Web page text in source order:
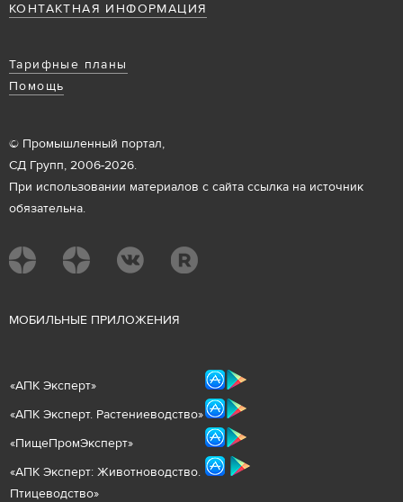
КОНТАКТНАЯ ИНФОРМАЦИЯ
Тарифные планы
Помощь
© Промышленный портал,
СД Групп, 2006-2026.
При использовании материалов с сайта ссылка на источник
обязательна.
МОБИЛЬНЫЕ ПРИЛОЖЕНИЯ
«АПК Эксперт»
«АПК Эксперт. Растениеводство»
«ПищеПромЭксперт»
«АПК Эксперт: Животноводство.
Птицеводство»